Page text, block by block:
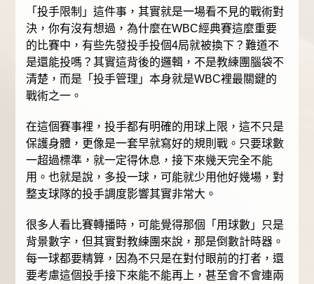
「投手限制」這件事，其實就是一場看不見的戰術對
決，你有沒有想過，為什麼在WBC經典賽這麼重要
的比賽中，有些先發投手投個4局就被換下？難道不
是還能投嗎？其實這背後的邏輯，不是教練團腦袋不
清楚，而是「投手管理」本身就是WBC裡最關鍵的
戰術之一。
在這個賽事裡，投手都有明確的用球上限，這不只是
保護身體，更像是一套早就寫好的規則戰。只要球數
一超過標準，就一定得休息，接下來幾天完全不能
用。也就是說，多投一球，可能就少用他好幾場，對
整支球隊的投手調度影響其實非常大。
很多人看比賽轉播時，可能覺得那個「用球數」只是
背景數字，但其實對教練團來說，那是倒數計時器。
每一球都要精算，因為不只是在對付眼前的打者，還
要考慮這個投手接下來能不能再上，甚至會不會連兩